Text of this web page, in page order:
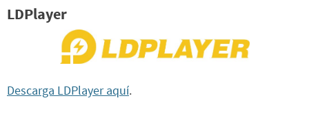
LDPlayer
Descarga LDPlayer aquí.